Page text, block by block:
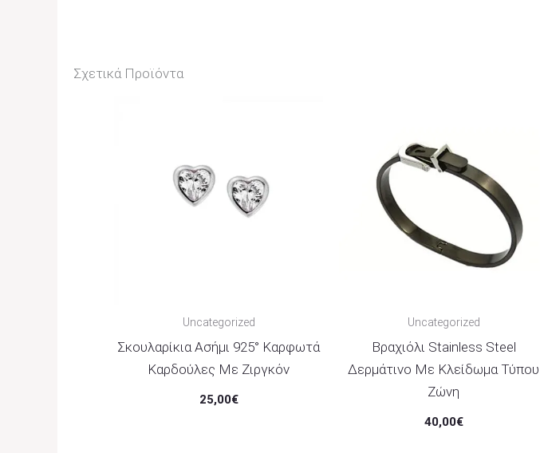
Σχετικά Προϊόντα
Uncategorized
Σκουλαρίκια Ασήμι 925° Καρφωτά
Καρδούλες Με Ζιργκόν
25,00€
Uncategorized
Βραχιόλι Stainless Steel
Δερμάτινο Με Κλείδωμα Τύπου
Ζώνη
40,00€